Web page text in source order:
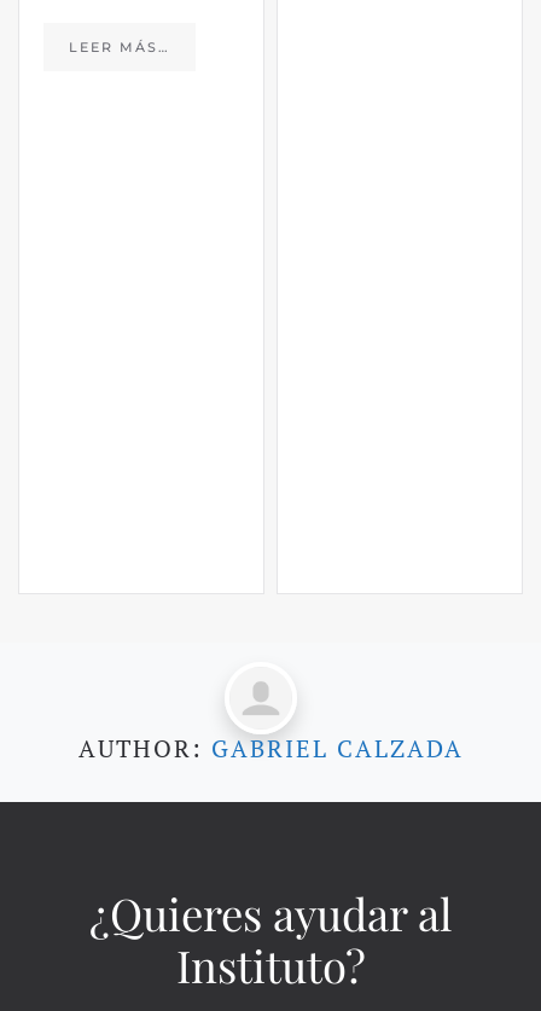
LEER MÁS…
AUTHOR: GABRIEL CALZADA
¿Quieres ayudar al
Instituto?